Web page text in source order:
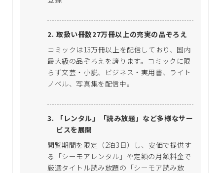
取扱い冊数27万冊以上の充実の品ぞろえ
コミックは13万冊以上を配信しており、国内
最大級の品ぞろえを誇ります。コミックに限
らず文芸・小説、ビジネス・実用書、ライト
ノベル、写真集を配信中。
「レンタル」「読み放題」など多様なサー
ビスを展開
閲覧期間を限定（2泊3日）し、安価で提供す
る「シーモアレンタル」や定額の月額料金で
厳選タイトル読み放題の「シーモア読み放